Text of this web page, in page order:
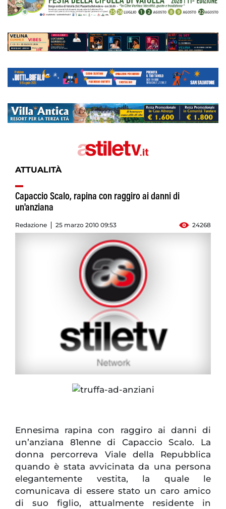
ATTUALITÀ
Capaccio Scalo, rapina con raggiro ai danni di
un'anziana
Redazione 25 marzo 2010 09:53 24268
Ennesima rapina con raggiro ai danni di
un’anziana 81enne di Capaccio Scalo. La
donna percorreva Viale della Repubblica
quando è stata avvicinata da una persona
elegantemente vestita, la quale le
comunicava di essere stato un caro amico
di suo figlio, attualmente residente in